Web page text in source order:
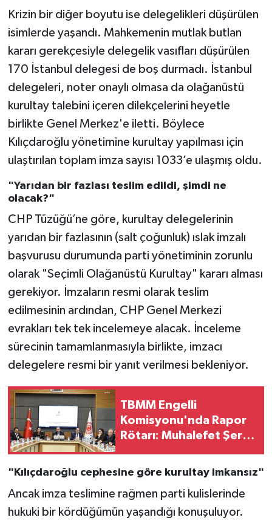
Krizin bir diğer boyutu ise delegelikleri düşürülen
isimlerde yaşandı. Mahkemenin mutlak butlan
kararı gerekçesiyle delegelik vasıfları düşürülen
170 İstanbul delegesi de boş durmadı. İstanbul
delegeleri, noter onaylı olmasa da olağanüstü
kurultay talebini içeren dilekçelerini heyetle
birlikte Genel Merkez'e iletti. Böylece
Kılıçdaroğlu yönetimine kurultay yapılması için
ulaştırılan toplam imza sayısı 1033’e ulaşmış oldu.
"Yarıdan bir fazlası teslim edildi, şimdi ne
olacak?"
CHP Tüzüğü’ne göre, kurultay delegelerinin
yarıdan bir fazlasının (salt çoğunluk) ıslak imzalı
başvurusu durumunda parti yönetiminin zorunlu
olarak "Seçimli Olağanüstü Kurultay" kararı alması
gerekiyor. İmzaların resmi olarak teslim
edilmesinin ardından, CHP Genel Merkezi
evrakları tek tek incelemeye alacak. İnceleme
sürecinin tamamlanmasıyla birlikte, imzacı
delegelere resmi bir yanıt verilmesi bekleniyor.
TBMM Engelli
Komisyonu'nda Rapor
Rötarı: Muhalefet Şerh
"Kılıçdaroğlu cephesine göre kurultay imkansız"
Ancak imza teslimine rağmen parti kulislerinde
hukuki bir kördüğümün yaşandığı konuşuluyor.